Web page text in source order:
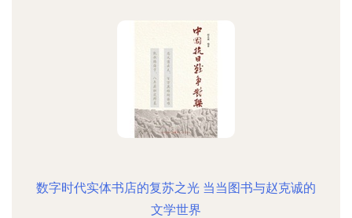
数字时代实体书店的复苏之光 当当图书与赵克诚的
文学世界